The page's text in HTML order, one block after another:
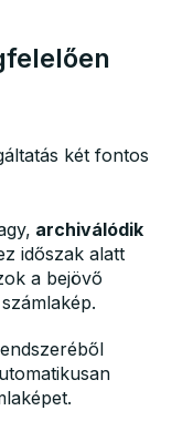
két fontos
archiválódik
időszak alatt
a bejövő